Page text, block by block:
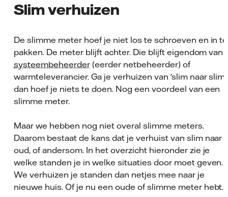
Slim verhuizen
De slimme meter hoef je niet los te schroeven en in te
pakken. De meter blijft achter. Die blijft eigendom van
systeembeheerder(eerder netbeheerder) of
warmteleverancier. Ga je verhuizen van 'slim naar slim',
dan hoef je niets te doen. Nog een voordeel van een
slimme meter.
Maar we hebben nog niet overal slimme meters.
Daarom bestaat de kans dat je verhuist van slim naar
oud, of andersom. In het overzicht hieronder zie je
welke standen je in welke situaties door moet geven.
We verhuizen je standen dan netjes mee naar je
nieuwe huis. Of je nu een oude of slimme meter hebt.